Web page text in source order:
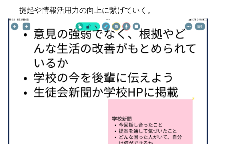
提起や情報活用力の向上に繋げていく。